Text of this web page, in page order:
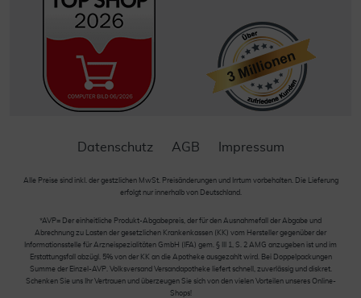
Datenschutz AGB Impressum
Alle Preise sind inkl. der gestzlichen MwSt. Preisänderungen und Irrtum vorbehalten. Die Lieferung
erfolgt nur innerhalb von Deutschland.
*AVP= Der einheitliche Produkt-Abgabepreis, der für den Ausnahmefall der Abgabe und
Abrechnung zu Lasten der gesetzlichen Krankenkassen (KK) vom Hersteller gegenüber der
Informationsstelle für Arzneispezialitäten GmbH (IFA) gem. § III 1, S. 2 AMG anzugeben ist und im
Erstattungsfall abzügl. 5% von der KK an die Apotheke ausgezahlt wird. Bei Doppelpackungen
Summe der Einzel-AVP. Volksversand Versandapotheke liefert schnell, zuverlässig und diskret.
Schenken Sie uns Ihr Vertrauen und überzeugen Sie sich von den vielen Vorteilen unseres Online-
Shops!